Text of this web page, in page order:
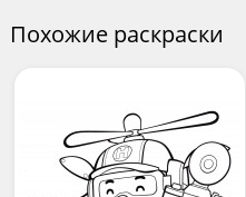
Похожие раскраски